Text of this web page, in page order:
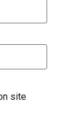
site